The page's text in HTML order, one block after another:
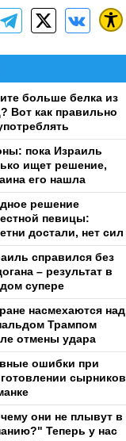
больше белка из
Вот как правильно
пока Израиль
ищет решение,
его нашла
решение
певицы:
достали, нет сил
справился без
– результат в
супере
насмехаются над
Трампом
отмены удара
ошибки при
сырников
они не плывут в
Теперь у нас